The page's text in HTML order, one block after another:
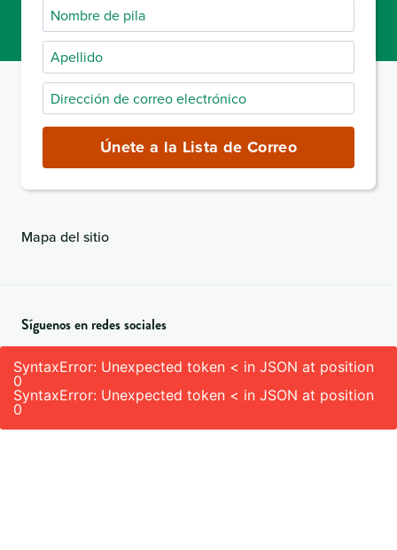
Nombre
de
pila
Apellido
Dirección
de
electrónico
(obligatorio)
Únete a la Lista de Correo
Mapa del sitio
Síguenos en redes sociales
SyntaxError: Unexpected token < in JSON at position
0
SyntaxError: Unexpected token < in JSON at position
0